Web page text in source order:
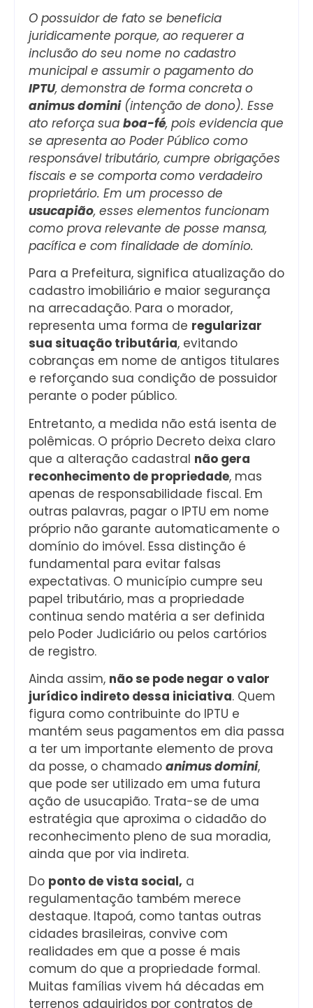
O possuidor de fato se beneficia
juridicamente porque, ao requerer a
inclusão do seu nome no cadastro
municipal e assumir o pagamento do
IPTU, demonstra de forma concreta o
animus domini(intenção de dono). Esse
ato reforça sua boa-fé, pois evidencia que
se apresenta ao Poder Público como
responsável tributário, cumpre obrigações
fiscais e se comporta como verdadeiro
proprietário. Em um processo de
usucapião, esses elementos funcionam
como prova relevante de posse mansa,
pacífica e com finalidade de domínio.
Para a Prefeitura, significa atualização do
cadastro imobiliário e maior segurança
na arrecadação. Para o morador,
representa uma forma de regularizar
sua situação tributária, evitando
cobranças em nome de antigos titulares
e reforçando sua condição de possuidor
perante o poder público.
Entretanto, a medida não está isenta de
polêmicas. O próprio Decreto deixa claro
que a alteração cadastral não gera
reconhecimento de propriedade, mas
apenas de responsabilidade fiscal. Em
outras palavras, pagar o IPTU em nome
próprio não garante automaticamente o
domínio do imóvel. Essa distinção é
fundamental para evitar falsas
expectativas. O município cumpre seu
papel tributário, mas a propriedade
continua sendo matéria a ser definida
pelo Poder Judiciário ou pelos cartórios
de registro.
Ainda assim, não se pode negar o valor
jurídico indireto dessa iniciativa. Quem
figura como contribuinte do IPTU e
mantém seus pagamentos em dia passa
a ter um importante elemento de prova
da posse, o chamado animus domini,
que pode ser utilizado em uma futura
ação de usucapião. Trata-se de uma
estratégia que aproxima o cidadão do
reconhecimento pleno de sua moradia,
ainda que por via indireta.
Do ponto de vista social, a
regulamentação também merece
destaque. Itapoá, como tantas outras
cidades brasileiras, convive com
realidades em que a posse é mais
comum do que a propriedade formal.
Muitas famílias vivem há décadas em
terrenos adquiridos por contratos de